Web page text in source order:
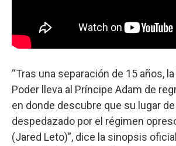
“Tras una separación de 15 años, la
Poder lleva al Príncipe Adam de
en donde descubre que su lugar
despedazado por el régimen
(Jared Leto)”, dice la sinopsis